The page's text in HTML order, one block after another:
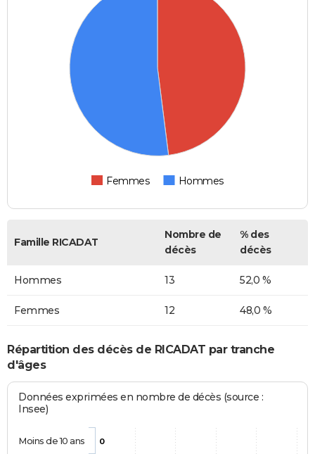
Femmes Hommes
Famille RICADAT
Nombre de
décès
% des
décès
Hommes 13 52,0 %
Femmes 12 48,0 %
Répartition des décès de RICADAT par tranche
d'âges
Données exprimées en nombre de décès (source :
Insee)
0
Moins de 10 ans